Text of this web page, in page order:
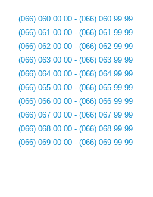
(066) 060 00 00 - (066) 060 99 99
(066) 061 00 00 - (066) 061 99 99
(066) 062 00 00 - (066) 062 99 99
(066) 063 00 00 - (066) 063 99 99
(066) 064 00 00 - (066) 064 99 99
(066) 065 00 00 - (066) 065 99 99
(066) 066 00 00 - (066) 066 99 99
(066) 067 00 00 - (066) 067 99 99
(066) 068 00 00 - (066) 068 99 99
(066) 069 00 00 - (066) 069 99 99